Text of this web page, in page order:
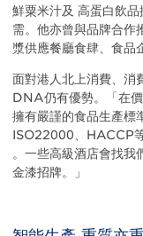
鮮粟米汁及 高蛋白飲
需。他亦曾與品牌合作
漿供應餐廳食肆、食品
面對港人北上消費、消
DNA仍有優勢。「在
擁有嚴謹的食品生產標
ISO22000、HACCP
。一些高級酒店會找我
金漆招牌。」